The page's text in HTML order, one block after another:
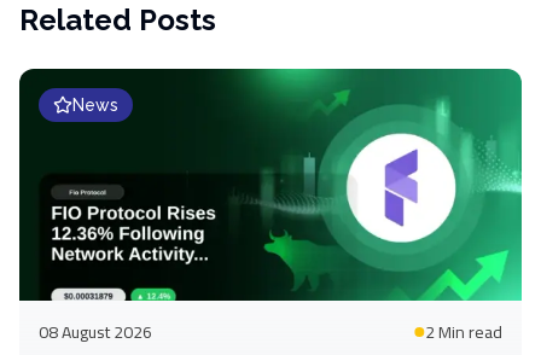
Related Posts
News
08 August 2026 2 Minread